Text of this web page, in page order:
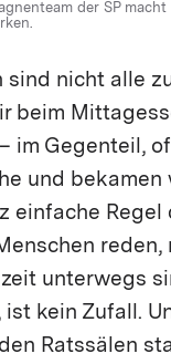
der SP
SP
sind nicht alle
beim
im Gegenteil,
und
einfache
unterwegs
ist kein Zufall.
den Ratssälen